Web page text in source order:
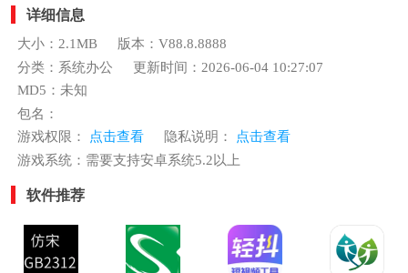
详细信息
大小：2.1MB
版本：V88.8.8888
分类：系统办公
更新时间：2026-06-04 10:27:07
MD5：未知
包名：
游戏权限：
点击查看 隐私说明：
点击查看
游戏系统：需要支持安卓系统5.2以上
软件推荐